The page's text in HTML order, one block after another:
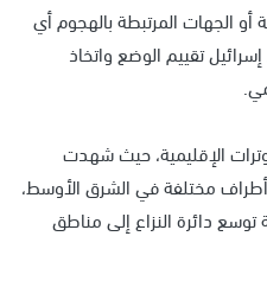
الجهات المرتبطة بالهجوم أي
تقييم الوضع واتخاذ
الإقليمية، حيث شهدت
أطراف مختلفة في الشرق الأوسط،
دائرة النزاع إلى مناطق